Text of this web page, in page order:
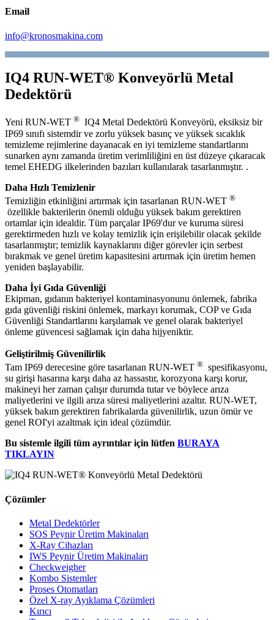
Email
info@kronosmakina.com
IQ4 RUN-WET® Konveyörlü Metal
Dedektörü
Yeni RUN-WET ® IQ4 Metal Dedektörü Konveyörü, eksiksiz bir
IP69 sınıfı sistemdir ve zorlu yüksek basınç ve yüksek sıcaklık
temizleme rejimlerine dayanacak en iyi temizleme standartlarını
sunarken aynı zamanda üretim verimliliğini en üst düzeye çıkaracak
temel EHEDG ilkelerinden bazıları kullanılarak tasarlanmıştır. .
Daha Hızlı Temizlenir
Temizliğin etkinliğini artırmak için tasarlanan RUN-WET ®
özellikle bakterilerin önemli olduğu yüksek bakım gerektiren
ortamlar için idealdir. Tüm parçalar IP69'dur ve kuruma süresi
gerektirmeden hızlı ve kolay temizlik için erişilebilir olacak şekilde
tasarlanmıştır; temizlik kaynaklarını diğer görevler için serbest
bırakmak ve genel üretim kapasitesini artırmak için üretim hemen
yeniden başlayabilir.
Daha İyi Gıda Güvenliği
Ekipman, gıdanın bakteriyel kontaminasyonunu önlemek, fabrika
gıda güvenliği riskini önlemek, markayı korumak, COP ve Gıda
Güvenliği Standartlarını karşılamak ve genel olarak bakteriyel
önleme güvencesi sağlamak için daha hijyeniktir.
Geliştirilmiş Güvenilirlik
Tam IP69 derecesine göre tasarlanan RUN-WET ® spesifikasyonu,
su girişi hasarına karşı daha az hassastır, korozyona karşı korur,
makineyi her zaman çalışır durumda tutar ve böylece arıza
maliyetlerini ve ilgili arıza süresi maliyetlerini azaltır. RUN-WET,
yüksek bakım gerektiren fabrikalarda güvenilirlik, uzun ömür ve
genel ROI'yi azaltmak için ideal çözümdür.
Bu sistemle ilgili tüm ayrıntılar için lütfen BURAYA
TIKLAYIN
Çözümler
Metal Dedektörler
SOS Peynir Üretim Makinaları
X-Ray Cihazları
IWS Peynir Üretim Makinaları
Checkweigher
Kombo Sistemler
Proses Otomatları
Özel X-ray Ayıklama Çözümleri
Kırıcı